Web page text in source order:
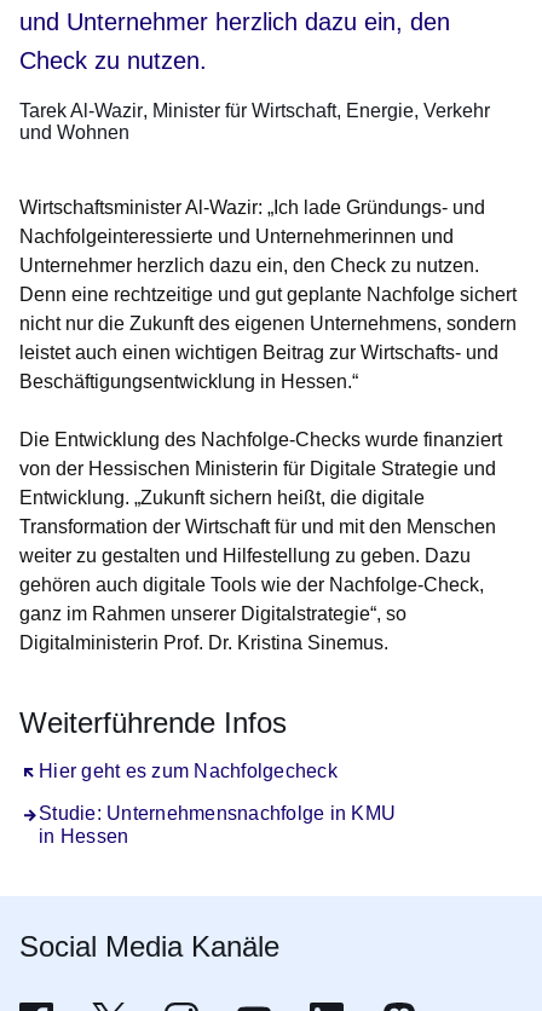
und Unternehmer herzlich dazu ein, den
Check zu nutzen.
Tarek Al-Wazir Minister für Wirtschaft, Energie, Verkehr
und Wohnen
Wirtschaftsminister Al-Wazir: „Ich lade Gründungs- und
Nachfolgeinteressierte und Unternehmerinnen und
Unternehmer herzlich dazu ein, den Check zu nutzen.
Denn eine rechtzeitige und gut geplante Nachfolge sichert
nicht nur die Zukunft des eigenen Unternehmens, sondern
leistet auch einen wichtigen Beitrag zur Wirtschafts- und
Beschäftigungsentwicklung in Hessen.“
Die Entwicklung des Nachfolge-Checks wurde finanziert
von der Hessischen Ministerin für Digitale Strategie und
Entwicklung. „Zukunft sichern heißt, die digitale
Transformation der Wirtschaft für und mit den Menschen
weiter zu gestalten und Hilfestellung zu geben. Dazu
gehören auch digitale Tools wie der Nachfolge-Check,
ganz im Rahmen unserer Digitalstrategie“, so
Digitalministerin Prof. Dr. Kristina Sinemus.
Weiterführende Infos
Hier geht es zum Nachfolgecheck
Öffnet sich in einem neuen Fenster
Studie: Unternehmensnachfolge in KMU
in Hessen
Social Media Kanäle